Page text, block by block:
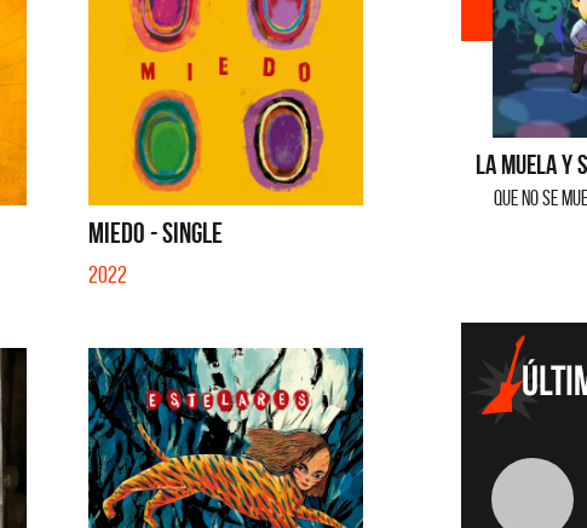
MIEDO - SINGLE
2022
La Muela y Sus Amigos
QUE NO SE MUELA LA MUELA - SINGLE
La Muela y
QUE NO SE